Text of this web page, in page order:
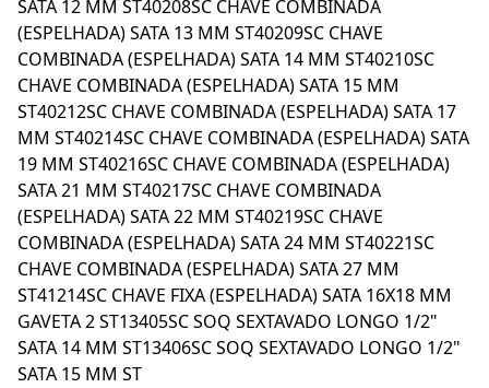
SATA 12 MM ST40208SC CHAVE COMBINADA
(ESPELHADA) SATA 13 MM ST40209SC CHAVE
COMBINADA (ESPELHADA) SATA 14 MM ST40210SC
CHAVE COMBINADA (ESPELHADA) SATA 15 MM
ST40212SC CHAVE COMBINADA (ESPELHADA) SATA 17
MM ST40214SC CHAVE COMBINADA (ESPELHADA) SATA
19 MM ST40216SC CHAVE COMBINADA (ESPELHADA)
SATA 21 MM ST40217SC CHAVE COMBINADA
(ESPELHADA) SATA 22 MM ST40219SC CHAVE
COMBINADA (ESPELHADA) SATA 24 MM ST40221SC
CHAVE COMBINADA (ESPELHADA) SATA 27 MM
ST41214SC CHAVE FIXA (ESPELHADA) SATA 16X18 MM
GAVETA 2 ST13405SC SOQ SEXTAVADO LONGO 1/2"
SATA 14 MM ST13406SC SOQ SEXTAVADO LONGO 1/2"
SATA 15 MM ST